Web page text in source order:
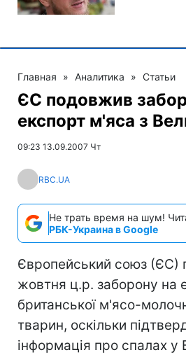
Главная » Аналитика » Статьи
ЄС подовжив
експорт м'яса з
09:23 13.09.2007 Чт
RBC.UA
Не трать время на шум!
РБК-Украина в Google
Європейський союз (ЄС)
жовтня ц.р. заборону на
британської м'ясо-
тварин, оскільки
інформація про спалах у